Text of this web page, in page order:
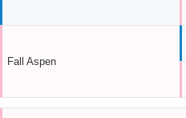
Fall Aspen